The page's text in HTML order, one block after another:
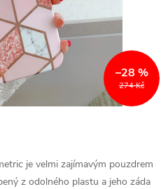
274 Kč
–28 %
je velmi zajímavým pouzdrem
z odolného plastu a jeho záda